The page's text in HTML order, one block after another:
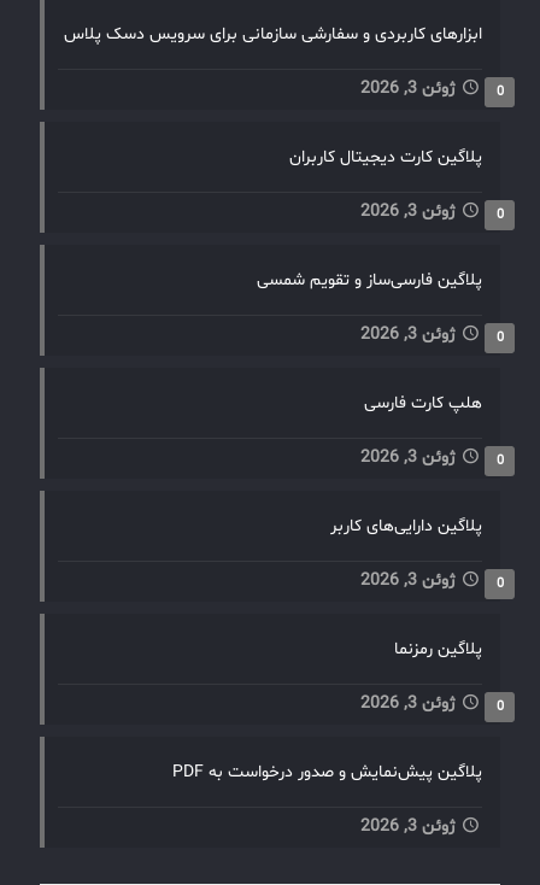
ابزارهای کاربردی و سفارشی سازمانی برای سرویس دسک پلاس
ژوئن 3, 2026 0
پلاگین کارت دیجیتال کاربران
ژوئن 3, 2026 0
پلاگین فارسی‌ساز و تقویم شمسی
ژوئن 3, 2026 0
هلپ کارت فارسی
ژوئن 3, 2026 0
پلاگین دارایی‌های کاربر
ژوئن 3, 2026 0
پلاگین رمزنما
ژوئن 3, 2026 0
پلاگین پیش‌نمایش و صدور درخواست به PDF
ژوئن 3, 2026